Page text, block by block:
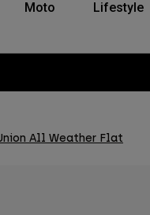
Moto Lifestyle
All Weather Flat